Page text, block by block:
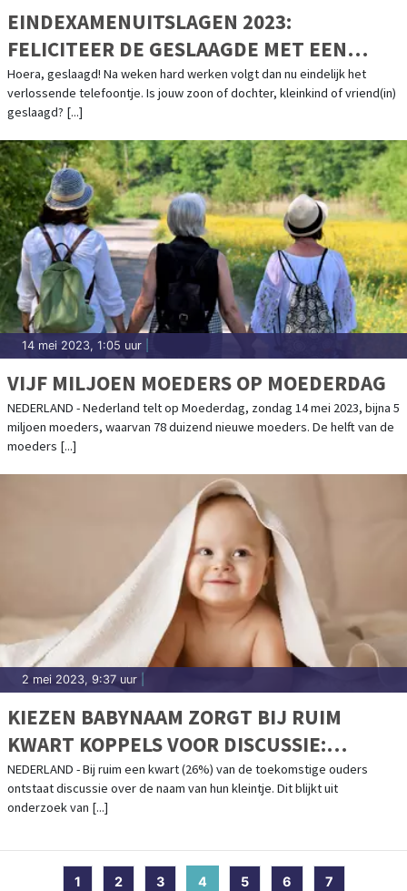
EINDEXAMENUITSLAGEN 2023:
FELICITEER DE GESLAAGDE MET EEN
KAART!
Hoera, geslaagd! Na weken hard werken volgt dan nu eindelijk het
verlossende telefoontje. Is jouw zoon of dochter, kleinkind of vriend(in)
geslaagd? [...]
14 mei 2023, 1:05 uur
VIJF MILJOEN MOEDERS OP MOEDERDAG
NEDERLAND - Nederland telt op Moederdag, zondag 14 mei 2023, bijna 5
miljoen moeders, waarvan 78 duizend nieuwe moeders. De helft van de
moeders [...]
2 mei 2023, 9:37 uur
KIEZEN BABYNAAM ZORGT BIJ RUIM
KWART KOPPELS VOOR DISCUSSIE:
GEHEIMHOUDEN NAAM BIJ EEN OP TIEN
NIET GELUKT
NEDERLAND - Bij ruim een kwart (26%) van de toekomstige ouders
ontstaat discussie over de naam van hun kleintje. Dit blijkt uit
onderzoek van [...]
1 2 3 4 (current)
5 6 7